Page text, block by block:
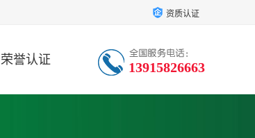
资质认证
荣誉认证 13915826663